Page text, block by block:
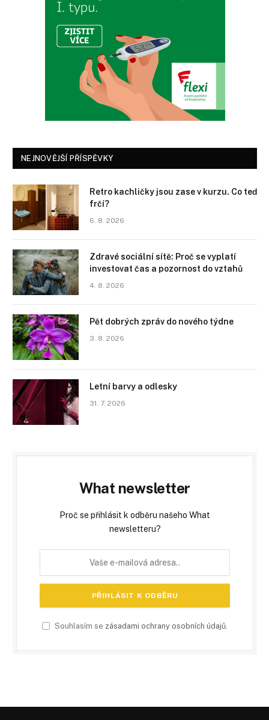
NEJNOVĚJŠÍ PŘÍSPĚVKY
Retro kachličky jsou zase v kurzu. Co teď
frčí?
6. 8. 2026
Zdravé sociální sítě: Proč se vyplatí
investovat čas a pozornost do vztahů
4. 8. 2026
Pět dobrých zpráv do nového týdne
3. 8. 2026
Letní barvy a odlesky
31. 7. 2026
What newsletter
Proč se přihlásit k odběru našeho What
newsletteru?
Souhlasím se zásadami ochrany osobních údajů.